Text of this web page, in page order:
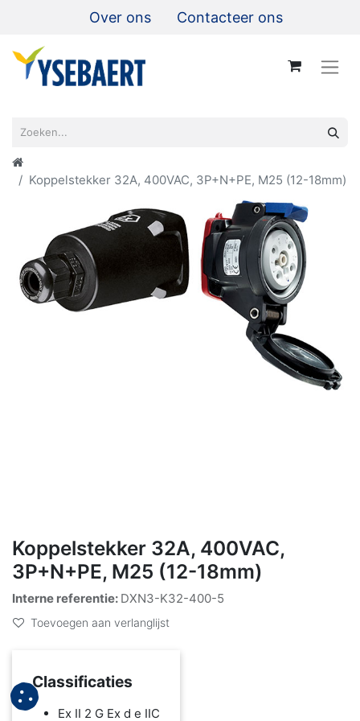
Over ons Contacteer ons
Koppelstekker 32A, 400VAC, 3P+N+PE, M25 (12-18mm)
Koppelstekker 32A, 400VAC,
3P+N+PE, M25 (12-18mm)
Interne referentie: DXN3-K32-400-5
Toevoegen aan verlanglijst
Classificaties
Ex II 2 G Ex d e IIC